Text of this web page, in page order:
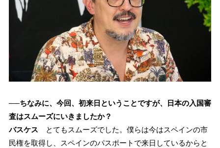
──ちなみに、今回、初来日ということですが、日本の入国審
査はスムーズにいきましたか？
バスケス とてもスムーズでした。僕らは今はスペインの市
民権を取得し、スペインのパスポートで来日しているからと